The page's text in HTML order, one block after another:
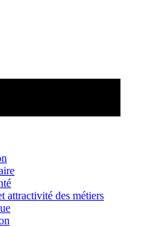
attractivité des métiers